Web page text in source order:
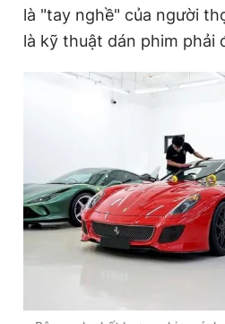
là "tay nghề" của người
là kỹ thuật dán phim phải